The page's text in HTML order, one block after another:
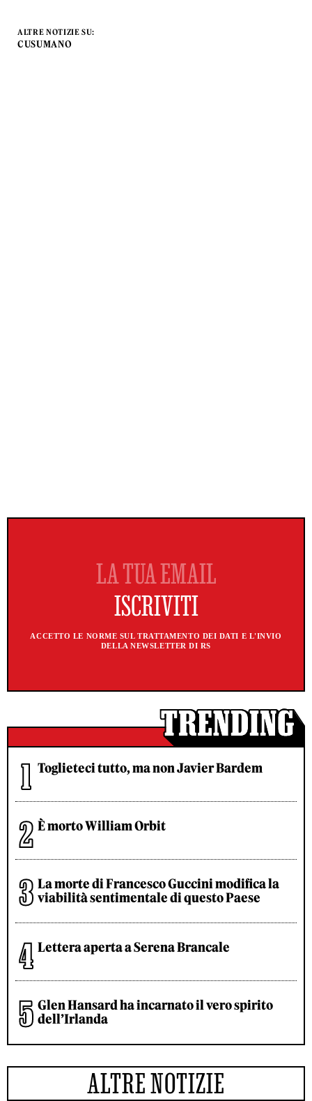
ALTRE NOTIZIE SU:
CUSUMANO
ACCETTO LE NORME SUL TRATTAMENTO DEI DATI E L'INVIO
DELLA NEWSLETTER DI RS
Toglieteci tutto, ma non Javier Bardem
È morto William Orbit
La morte di Francesco Guccini modifica la
viabilità sentimentale di questo Paese
Lettera aperta a Serena Brancale
Glen Hansard ha incarnato il vero spirito
dell’Irlanda
ALTRE NOTIZIE